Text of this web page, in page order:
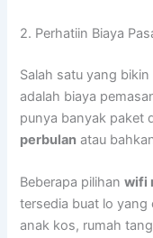
2. Perhatiin Biaya
Salah satu yang
adalah biaya
punya banyak paket
perbulan atau
Beberapa pilihanwifi
tersedia buat lo
anak kos, rumah